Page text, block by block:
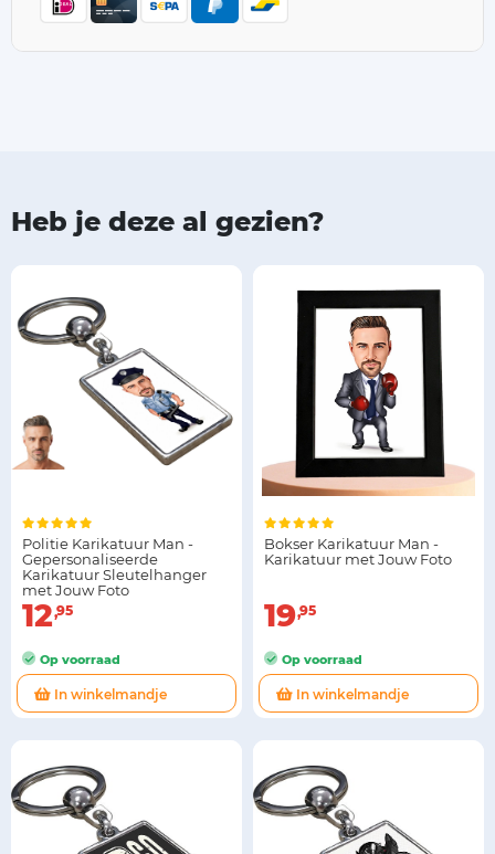
Heb je deze al gezien?
Politie Karikatuur Man -
Gepersonaliseerde
Karikatuur Sleutelhanger
met Jouw Foto
12 95
Op voorraad
In winkelmandje
Bokser Karikatuur Man -
Karikatuur met Jouw Foto
19 95
Op voorraad
In winkelmandje